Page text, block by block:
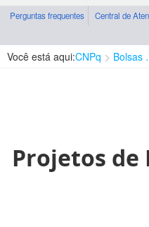
Perguntas frequentes Central de
Você está aqui:CNPq
Projetos de